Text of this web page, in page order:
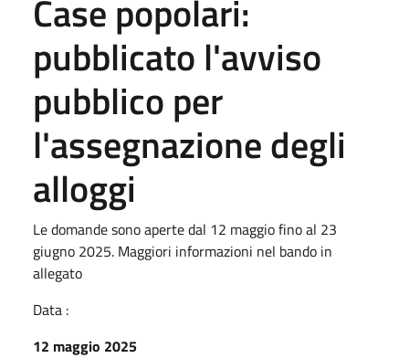
Case popolari:
pubblicato l'avviso
pubblico per
l'assegnazione degli
alloggi
Le domande sono aperte dal 12 maggio fino al 23
giugno 2025. Maggiori informazioni nel bando in
allegato
Data :
12 maggio 2025